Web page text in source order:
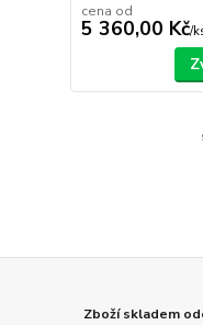
cena od
5 360,00 Kč/
Zboží skladem